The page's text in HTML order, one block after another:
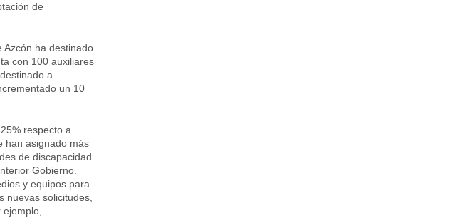
de
Azcón ha destinado
con 100 auxiliares
a
un 10
respecto a
han asignado más
de discapacidad
Gobierno.
y equipos para
nuevas solicitudes,